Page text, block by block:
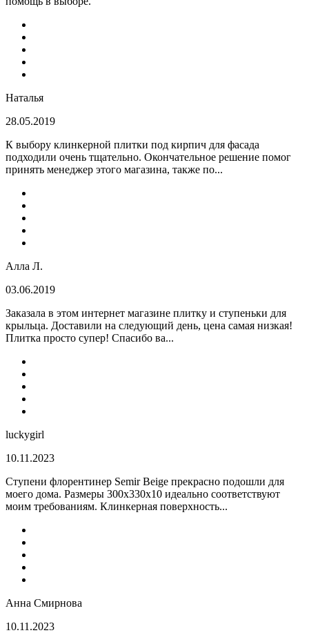
Наталья
28.05.2019
К выбору клинкерной плитки под кирпич для фасада
подходили очень тщательно. Окончательное решение помог
принять менеджер этого магазина, также по...
Алла Л.
03.06.2019
Заказала в этом интернет магазине плитку и ступеньки для
крыльца. Доставили на следующий день, цена самая низкая!
Плитка просто супер! Спасибо ва...
luckygirl
10.11.2023
Ступени флорентинер Semir Beige прекрасно подошли для
моего дома. Размеры 300х330х10 идеально соответствуют
моим требованиям. Клинкерная поверхность...
Анна Смирнова
10.11.2023